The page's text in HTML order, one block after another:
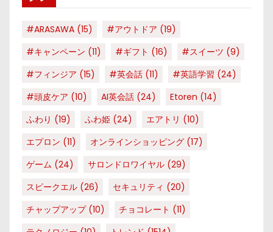
#ARASAWA (15) #アウトドア (19)
#キャンペーン (11) #ギフト (16) #スイーツ (9)
#フィンジア (15) #英会話 (11) #英語学習 (24)
#頭皮ケア (10) AI英会話 (24) Etoren (14)
ふわり (19) ふわ姫 (24) エアトリ (10)
エプロン (11) オンラインショッピング (17)
ゲーム (24) サロンドロワイヤル (29)
スピークエル (26) セキュリティ (20)
チャップアップ(10) チョコレート (11)